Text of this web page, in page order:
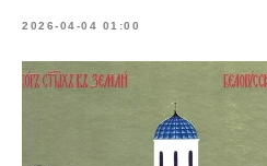
2026-04-04 01:00